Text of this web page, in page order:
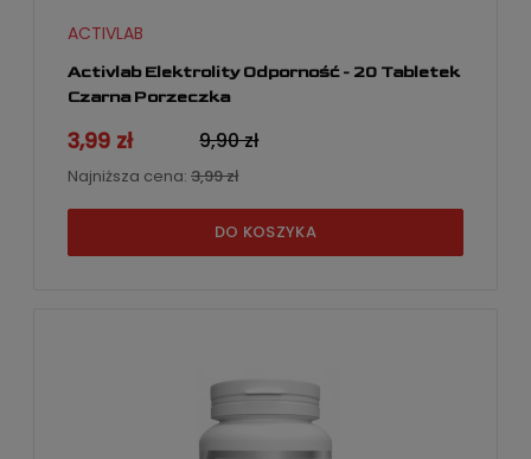
Activlab Elektrolity Odporność - 20 Tabletek
Czarna Porzeczka
ACTIVLAB
3,99 zł 9,90 zł
Najniższa cena: 3,99 zł
DO KOSZYKA